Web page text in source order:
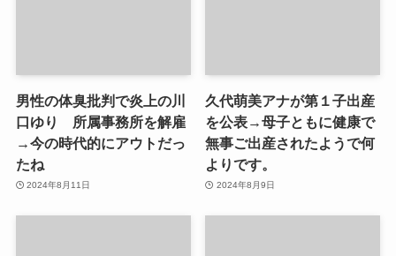
男性の体臭批判で炎上の川
口ゆり 所属事務所を解雇
→今の時代的にアウトだっ
たね
2024年8月11日
久代萌美アナが第１子出産
を公表→母子ともに健康で
無事ご出産されたようで何
よりです。
2024年8月9日